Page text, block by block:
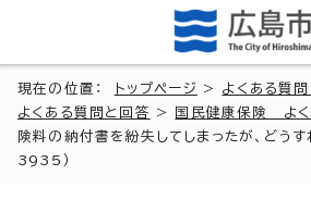
現在の位置： トップページ > よくある質
よくある質問と回答
> 国民健康保険 よく
険料の納付書を紛失してしまったが、ど
3935）